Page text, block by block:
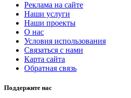
Реклама на сайте
Наши услуги
Наши проекты
О нас
Условия использования
Связаться с нами
Карта сайта
Обратная связь
Поддержите нас